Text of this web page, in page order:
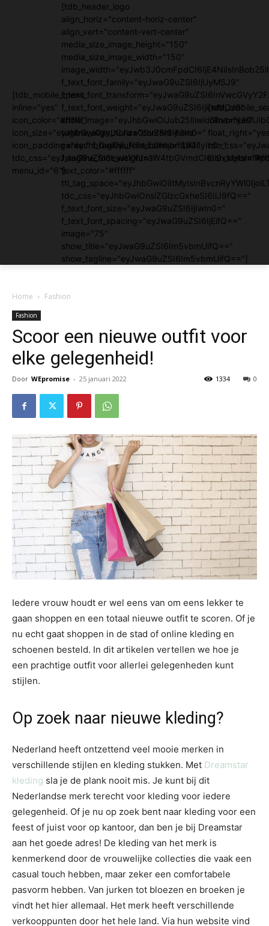
[tdb_mobile_menu
inline="yes"
icon_color="#ffffff"
icon_size="eyJhbGwiOjIyLCJwaG9uZSI6IjI3In0="
icon_padding="eyJhbGwiOjIuNSwicGhvbmUiOiIyIn0="
menu_id="6"]
[tdb_header_logo
align_horiz="content-horiz-center"
align_vert="content-vert-center"
media_size_image_height="150"
media_size_image_width="150"
f_text_font_family="eyJwaG9uZSI6IjUyMSJ9"
f_text_font_weight="eyJwaG9uZSI6IjkwMCJ9"
tagline_align_horiz="content-horiz-
center" f_tagline_font_family="394"
f_tagline_font_weight=""
text_color="#ffffff"
tdc_css="eyJhbGwiOnsiZGlzcGxheSI6IiJ9fQ=="
f_text_font_size="eyJwaG9uZSI6IjIwIn0="
f_text_font_spacing="eyJwaG9uZSI6IjEifQ=="
image="75"
show_title="eyJwaG9uZSI6Im5vbmUifQ=="
show_tagline="eyJwaG9uZSI6Im5vbmUifQ=="]
inline="yes"
Home Fashion
Fashion
Scoor een nieuwe outfit voor
elke gelegenheid!
Door WEpromise - 25 januari 2022 0
1334
Iedere vrouw houdt er wel eens van om eens lekker te
gaan shoppen en een totaal nieuwe outfit te scoren. Of je
nu echt gaat shoppen in de stad of online kleding en
schoenen besteld. In dit artikelen vertellen we hoe je
een prachtige outfit voor allerlei gelegenheden kunt
stijlen.
Op zoek naar nieuwe kleding?
Nederland heeft ontzettend veel mooie merken in
verschillende stijlen en kleding stukken. Met Dreamstar
kleding sla je de plank nooit mis. Je kunt bij dit
Nederlandse merk terecht voor kleding voor iedere
gelegenheid. Of je nu op zoek bent naar kleding voor een
feest of juist voor op kantoor, dan ben je bij Dreamstar
aan het goede adres! De kleding van het merk is
kenmerkend door de vrouwelijke collecties die vaak een
casual touch hebben, maar zeker een comfortabele
pasvorm hebben. Van jurken tot bloezen en broeken je
vindt het hier allemaal. Het merk heeft verschillende
verkooppunten door het hele land. Via hun website vind